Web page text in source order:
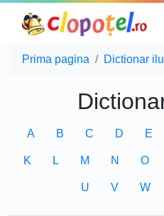
Prima pagina Dictionar
A B C D E
K L M N O
U V W